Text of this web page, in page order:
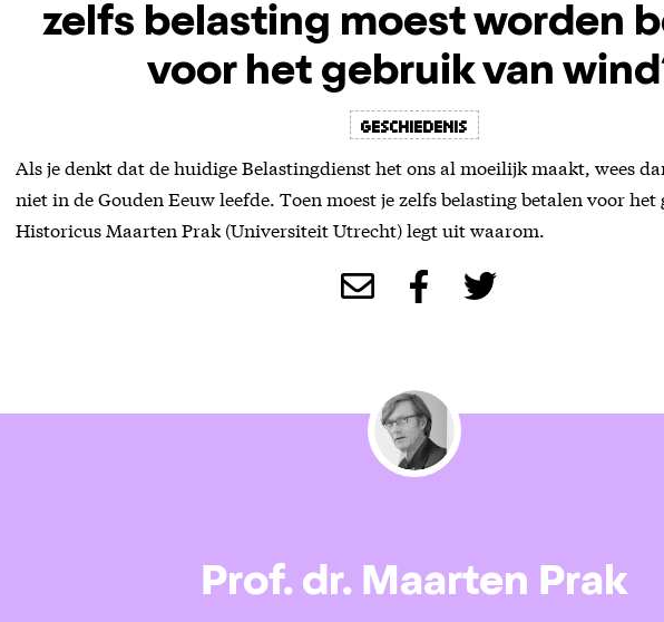
zelfs belasting moest worden
voor het gebruik van
Geschiedenis
Als je denkt dat de huidige Belastingdienst het ons al moeilijk maakt, wees
niet in de Gouden Eeuw leefde. Toen moest je zelfs belasting betalen voor
Historicus Maarten Prak (Universiteit Utrecht) legt uit waarom.
Prof. dr. Maarten Prak